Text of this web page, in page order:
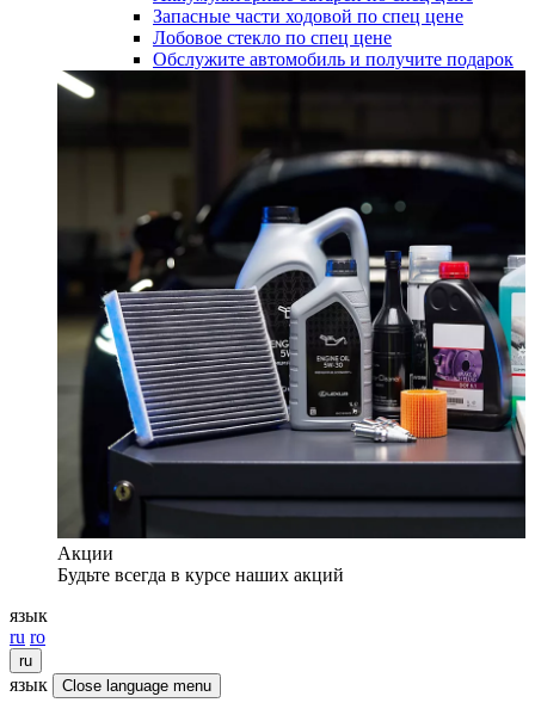
Запасные части ходовой по спец цене
Лобовое стекло по спец цене
Обслужите автомобиль и получите подарок
Акции
Будьте всегда в курсе наших акций
язык
ru ro
ru
язык Close language menu